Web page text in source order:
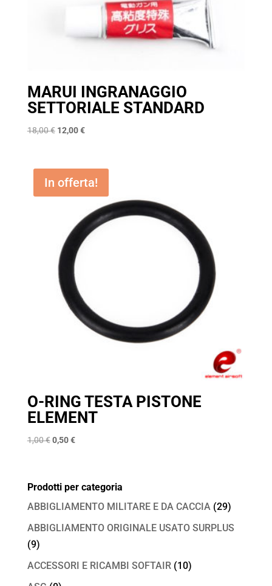
MARUI INGRANAGGIO
SETTORIALE STANDARD
18,00€ Il
era:
18,00 €.
12,00€Il
è:
12,00 €.
In offerta!
O-RING TESTA PISTONE
ELEMENT
1,00€ Il
era:
1,00 €.
0,50€Il
Prodotti per categoria
ABBIGLIAMENTO MILITARE E DA CACCIA (29)
ABBIGLIAMENTO ORIGINALE USATO SURPLUS
(9)
ACCESSORI E RICAMBI SOFTAIR (10)